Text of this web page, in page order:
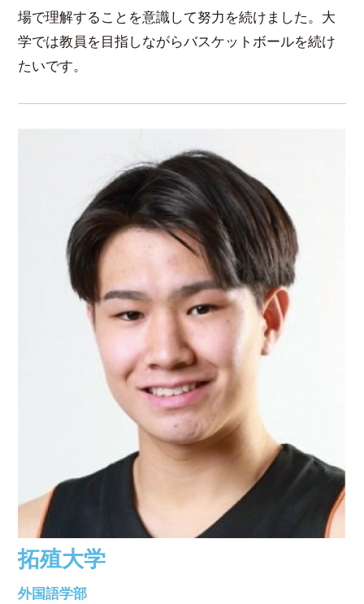
場で理解することを意識して努力を続けました。大
学では教員を目指しながらバスケットボールを続け
たいです。
拓殖大学
外国語学部